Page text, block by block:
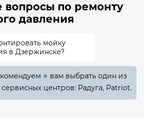
вопросы по ремонту
давления
мойку
в Дзержинске?
⭐ вам выбрать один из
сервисных центров: Радуга, Patriot.